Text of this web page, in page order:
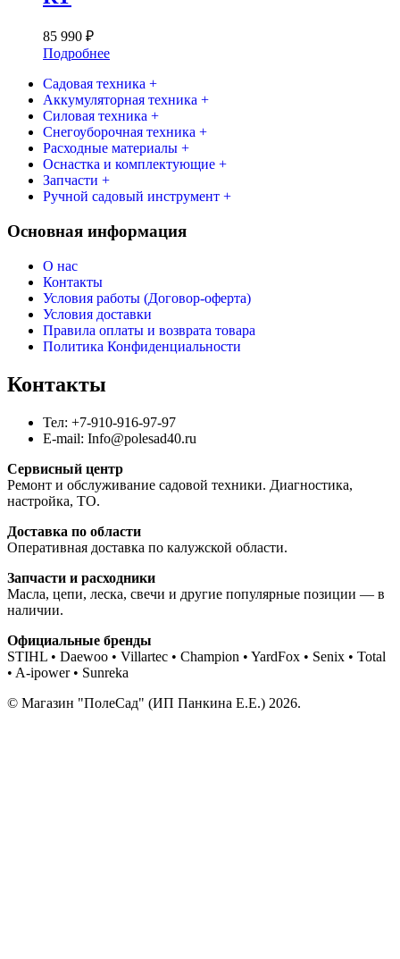
85 990 ₽
Подробнее
Садовая техника +
Аккумуляторная техника +
Силовая техника +
Снегоуборочная техника +
Расходные материалы +
Оснастка и комплектующие +
Запчасти +
Ручной садовый инструмент +
Основная информация
О нас
Контакты
Условия работы (Договор-оферта)
Условия доставки
Правила оплаты и возврата товара
Политика Конфиденциальности
Контакты
Тел: +7-910-916-97-97
E-mail: Info@polesad40.ru
Сервисный центр
Ремонт и обслуживание садовой техники. Диагностика,
настройка, ТО.
Доставка по области
Оперативная доставка по калужской области.
Запчасти и расходники
Масла, цепи, леска, свечи и другие популярные позиции — в
наличии.
Официальные бренды
STIHL • Daewoo • Villartec • Champion • YardFox • Senix • Total
• A-ipower • Sunreka
© Магазин "ПолеСад" (ИП Панкина Е.Е.) 2026.